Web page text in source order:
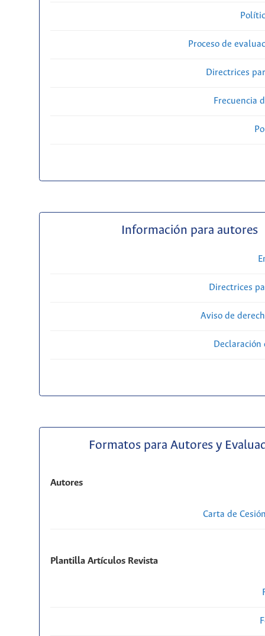
Proceso de
Directrices
Frecuencia
Información para autores
Directrices
Aviso de
Formatos para Autores y
Autores
Carta de
Plantilla Artículos Revista